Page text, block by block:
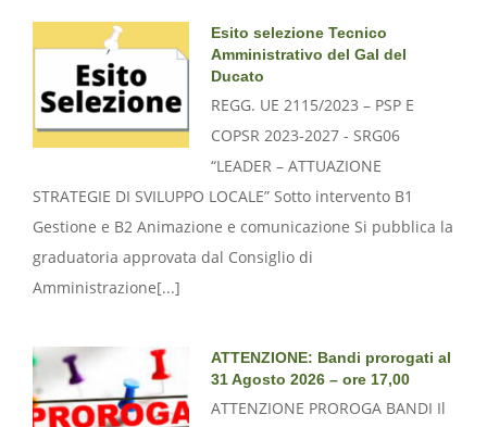
Esito selezione Tecnico
Amministrativo del Gal del
Ducato
REGG. UE 2115/2023 – PSP E
COPSR 2023-2027 - SRG06
“LEADER – ATTUAZIONE
STRATEGIE DI SVILUPPO LOCALE” Sotto intervento B1
Gestione e B2 Animazione e comunicazione Si pubblica la
graduatoria approvata dal Consiglio di
Amministrazione[...]
ATTENZIONE: Bandi prorogati al
31 Agosto 2026 – ore 17,00
ATTENZIONE PROROGA BANDI Il